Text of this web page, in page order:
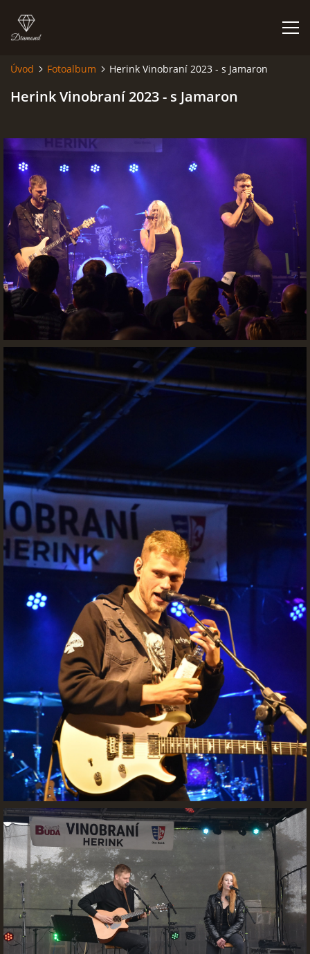
Kapela BUMERANG
Poříčany okr. Kolín
+420 724 629 042
kapelabumerang@gmail.com
© 2026 eStránky.cz |Tisk| Hore ↑
Úvod Fotoalbum Herink Vinobraní 2023 - s Jamaron
Herink Vinobraní 2023 - s Jamaron